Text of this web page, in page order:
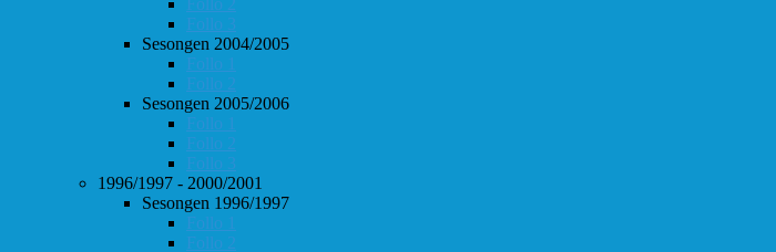
Follo 3
Sesongen 2004/2005
Follo 1
Follo 2
Sesongen 2005/2006
Follo 1
Follo 2
Follo 3
1996/1997 - 2000/2001
Sesongen 1996/1997
Follo 1
Follo 2